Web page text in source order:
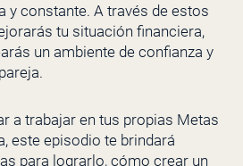
y constante. A través de estos
tu situación financiera,
un ambiente de confianza y
a trabajar en tus propias Metas
este episodio te brindará
para lograrlo, cómo crear un